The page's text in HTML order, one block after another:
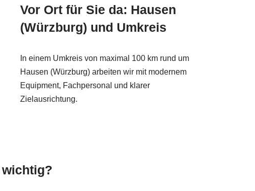
Vor Ort für Sie da: Hausen
(Würzburg) und Umkreis
In einem Umkreis von maximal 100 km rund um
Hausen (Würzburg) arbeiten wir mit modernem
Equipment, Fachpersonal und klarer
Zielausrichtung.